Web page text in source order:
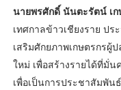
นายพรศักดิ์ นันตะรัตน์ เก
เทศกาลข้าวเชียงราย ปร
เสริมศักยภาพเกษตรกร
ใหม่ เพื่อสร้างรายได้ที่มั่น
เพื่อเป็นการประชาสัมพั